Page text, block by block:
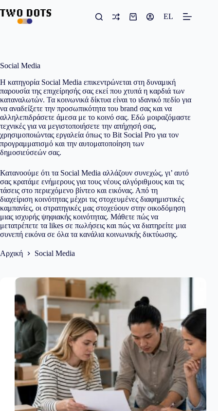
στο
περιεχόμενο
Καλάθι
EL
Social Media
Η κατηγορία Social Media επικεντρώνεται στη δυναμική
παρουσία της επιχείρησής σας εκεί που χτυπά η καρδιά των
καταναλωτών. Τα κοινωνικά δίκτυα είναι το ιδανικό πεδίο για
να αναδείξετε την προσωπικότητα του brand σας και να
αλληλεπιδράσετε άμεσα με το κοινό σας. Εδώ μοιραζόμαστε
τεχνικές για να μεγιστοποιήσετε την απήχησή σας,
χρησιμοποιώντας εργαλεία όπως το Bit Social Pro για τον
προγραμματισμό και την αυτοματοποίηση των
δημοσιεύσεών σας.
Κατανοούμε ότι τα Social Media αλλάζουν συνεχώς, γι’ αυτό
σας κρατάμε ενήμερους για τους νέους αλγόριθμους και τις
τάσεις στο περιεχόμενο βίντεο και εικόνας. Από τη
διαχείριση κοινότητας μέχρι τις στοχευμένες διαφημιστικές
καμπανίες, οι στρατηγικές μας στοχεύουν στην οικοδόμηση
μιας ισχυρής ψηφιακής κοινότητας. Μάθετε πώς να
μετατρέπετε τα likes σε πωλήσεις και πώς να διατηρείτε μια
συνεπή εικόνα σε όλα τα κανάλια κοινωνικής δικτύωσης.
Αρχική Social Media